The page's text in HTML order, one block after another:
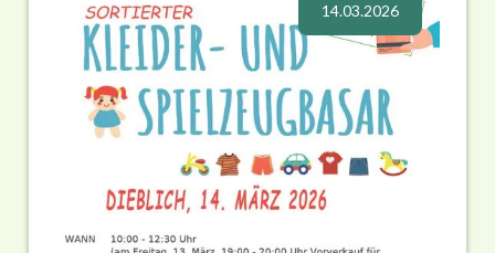
14.03.2026